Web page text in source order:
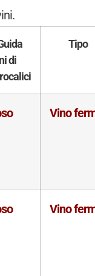
di
Tipo
Vino
Vino